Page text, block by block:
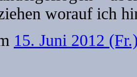
worauf ich
15. Juni 2012